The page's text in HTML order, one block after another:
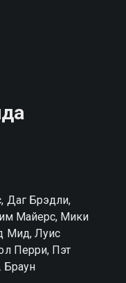
еще несколько
Даг Брэдли,
Майерс, Мики
Мид, Луис
Перри, Пэт
Браун